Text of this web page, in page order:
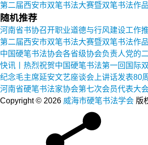
第二届西安市双笔书法大赛暨双笔书法作
随机推荐
河南省书协召开职业道德与行风建设工作
第二届西安市双笔书法大赛暨双笔书法作
中国硬笔书法协会各省级协会负责人党的
快讯丨热烈祝贺中国硬笔书法第一回国际
纪念毛主席延安文艺座谈会上讲话发表80
河南省硬笔书法家协会第七次会员代表大
Copyright © 2026 威海市硬笔书法学会 版